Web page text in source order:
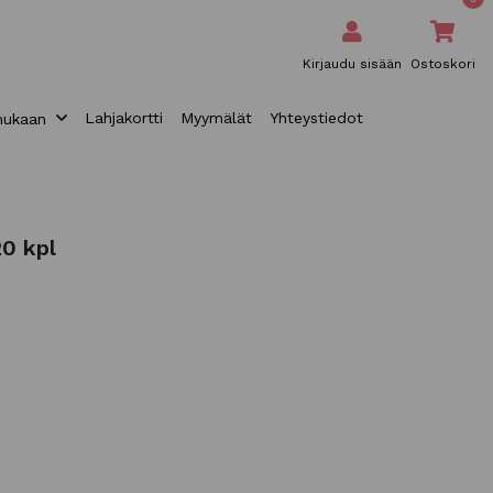
Kirjaudu sisään Ostoskori
Lahjakortti Myymälät Yhteystiedot
kpl